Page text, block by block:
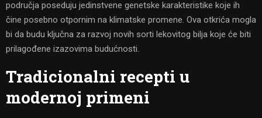
područja poseduju jedinstvene genetske karakteristike koje ih
čine posebno otpornim na klimatske promene. Ova otkrića mogla
bi da budu ključna za razvoj novih sorti lekovitog bilja koje će biti
prilagođene izazovima budućnosti.
Tradicionalni recepti u
modernoj primeni